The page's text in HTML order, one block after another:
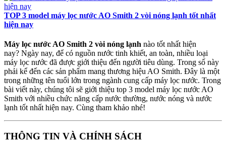
TOP 3 model máy lọc nước AO Smith 2 vòi nóng lạnh tốt nhất
hiện nay
Máy lọc nước AO Smith 2 vòi nóng lạnh nào tốt nhất hiện
nay? Ngày nay, để có nguồn nước tinh khiết, an toàn, nhiều loại
máy lọc nước đã được giới thiệu đến người tiêu dùng. Trong số này
phải kể đến các sản phẩm mang thương hiệu AO Smith. Đây là một
trong những tên tuổi lớn trong ngành cung cấp máy lọc nước. Trong
bài viết này, chúng tôi sẽ giới thiệu top 3 model máy lọc nước AO
Smith với nhiều chức năng cấp nước thường, nước nóng và nước
lạnh tốt nhất hiện nay. Cùng tham khảo nhé!
THÔNG TIN VÀ CHÍNH SÁCH